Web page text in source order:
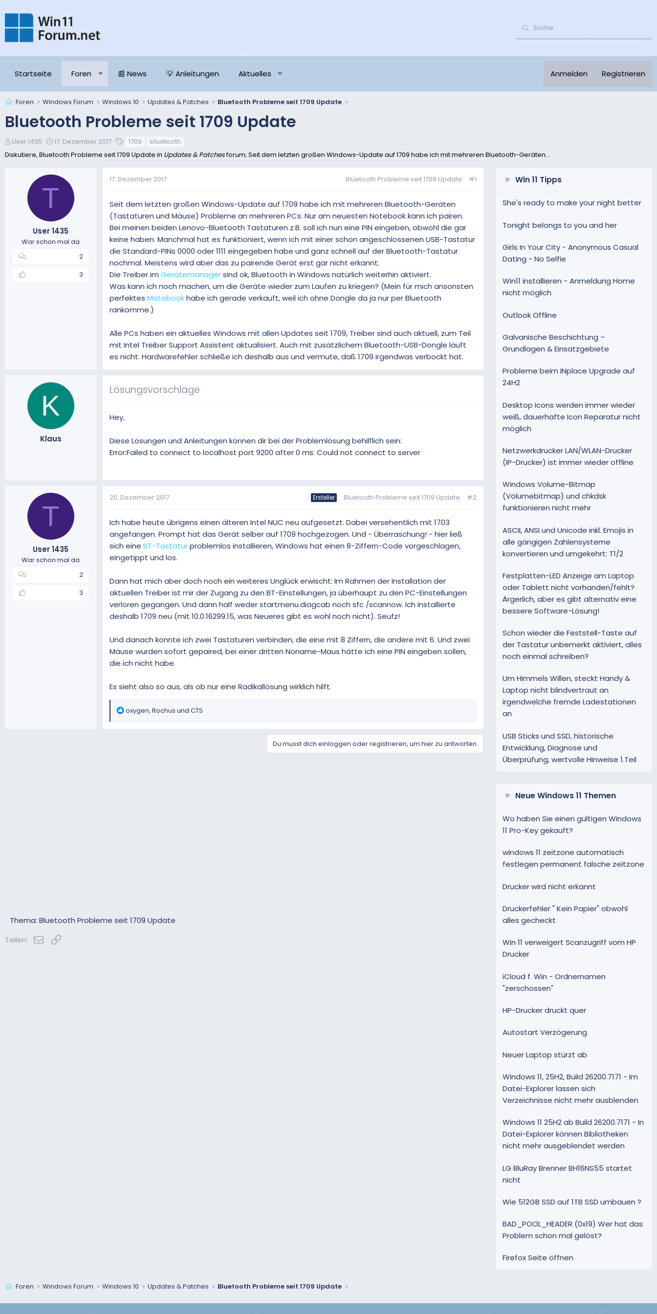
Startseite Foren 📰 News 💡 Anleitungen Aktuelles Anmelden Registrieren
Foren Windows Forum Windows 10 Updates & Patches Bluetooth Probleme seit 1709 Update
Bluetooth Probleme seit 1709 Update
E
s
User 1435
E
s
l
a
m
17. Dezember 2017
c
h
a
w
o
r
t
e
1709
bluetooth
Diskutiere, Bluetooth Probleme seit 1709 Update in Updates & Patchesforum; Seit dem letzten großen Windows-Update auf 1709 habe ich mit mehreren Bluetooth-Geräten...
T
User 1435
War schon mal da
2
3
17. Dezember 2017 Bluetooth Probleme seit 1709 Update #1
Seit dem letzten großen Windows-Update auf 1709 habe ich mit mehreren Bluetooth-Geräten
(Tastaturen und Mäuse) Probleme an mehreren PCs. Nur am neuesten Notebook kann ich pairen.
Bei meinen beiden Lenovo-Bluetooth Tastaturen z.B. soll ich nun eine PIN eingeben, obwohl die gar
keine haben. Manchmal hat es funktioniert, wenn ich mit einer schon angeschlossenen USB-Tastatur
die Standard-PINs 0000 oder 1111 eingegeben habe und ganz schnell auf der Bluetooth-Tastatur
nochmal. Meistens wird aber das zu pairende Gerät erst gar nicht erkannt.
Die Treiber im Gerätemanagersind ok, Bluetooth in Windows natürlich weiterhin aktiviert.
Was kann ich noch machen, um die Geräte wieder zum Laufen zu kriegen? (Mein für mich ansonsten
perfektes Matebookhabe ich gerade verkauft, weil ich ohne Dongle da ja nur per Bluetooth
rankomme.)
Alle PCs haben ein aktuelles Windows mit allen Updates seit 1709, Treiber sind auch aktuell, zum Teil
mit Intel Treiber Support Assistent aktualisiert. Auch mit zusätzlichem Bluetooth-USB-Dongle läuft
es nicht. Hardwarefehler schließe ich deshalb aus und vermute, daß 1709 irgendwas verbockt hat.
K
Klaus
Lösungsvorschläge
Hey,
Diese Lösungen und Anleitungen können dir bei der Problemlösung behilflich sein:
Error:Failed to connect to localhost port 9200 after 0 ms: Could not connect to server
T
User 1435
War schon mal da
2
3
20. Dezember 2017 Ersteller Bluetooth Probleme seit 1709 Update #2
Ich habe heute übrigens einen älteren Intel NUC neu aufgesetzt. Dabei versehentlich mit 1703
angefangen. Prompt hat das Gerät selber auf 1709 hochgezogen. Und - Überraschung! - hier ließ
sich eine BT-Tastaturproblemlos installieren, Windows hat einen 8-Ziffern-Code vorgeschlagen,
eingetippt und los.
Dann hat mich aber doch noch ein weiteres Unglück erwischt: Im Rahmen der Installation der
aktuellen Treiber ist mir der Zugang zu den BT-Einstellungen, ja überhaupt zu den PC-Einstellungen
verloren gegangen. Und dann half weder startmenu.diagcab noch sfc /scannow. Ich installierte
deshalb 1709 neu (mit 10.0.16299.15, was Neueres gibt es wohl noch nicht). Seufz!
Und danach konnte ich zwei Tastaturen verbinden, die eine mit 8 Ziffern, die andere mit 6. Und zwei
Mäuse wurden sofort gepaired, bei einer dritten Noname-Maus hätte ich eine PIN eingeben sollen,
die ich nicht habe.
Es sieht also so aus, als ob nur eine Radikallösung wirklich hilft.
R
oxygen, Rochus und CTS
Du musst dich einloggen oder registrieren, um hier zu antworten.
Thema: Bluetooth Probleme seit 1709 Update
Teilen:
E-Mail
Win 11 Tipps
She's ready to make your night better
Tonight belongs to you and her
Girls In Your City - Anonymous Casual
Dating - No Selfie
Win11 installieren - Anmeldung Home
nicht möglich
Outlook Offline
Galvanische Beschichtung –
Grundlagen & Einsatzgebiete
Probleme beim INplace Upgrade auf
24H2
Desktop Icons werden immer wieder
weiß, dauerhafte Icon Reparatur nicht
möglich
Netzwerkdrucker LAN/WLAN-Drucker
(IP-Drucker) ist immer wieder offline
Windows Volume-Bitmap
(Volumebitmap) und chkdsk
funktionieren nicht mehr
ASCII, ANSI und Unicode inkl. Emojis in
alle gängigen Zahlensysteme
konvertieren und umgekehrt: T1/2
Festplatten-LED Anzeige am Laptop
oder Tablett nicht vorhanden/fehlt?
Ärgerlich, aber es gibt alternativ eine
bessere Software-Lösung!
Schon wieder die Feststell-Taste auf
der Tastatur unbemerkt aktiviert, alles
noch einmal schreiben?
Um Himmels Willen, steckt Handy &
Laptop nicht blindvertraut an
irgendwelche fremde Ladestationen
an
USB Sticks und SSD, historische
Entwicklung, Diagnose und
Überprüfung, wertvolle Hinweise 1.Teil
Neue Windows 11 Themen
Wo haben Sie einen gültigen Windows
11 Pro-Key gekauft?
windows 11 zeitzone automatisch
festlegen permanent falsche zeitzone
Drucker wird nicht erkannt
Druckerfehler " Kein Papier" obwohl
alles gecheckt
Win 11 verweigert Scanzugriff vom HP
Drucker
iCloud f. Win - Ordnernamen
"zerschossen"
HP-Drucker druckt quer
Autostart Verzögerung
Neuer Laptop stürzt ab
Windows 11, 25H2, Build 26200.7171 - Im
Datei-Explorer lassen sich
Verzeichnisse nicht mehr ausblenden
Windows 11 25H2 ab Build 26200.7171 - In
Datei-Explorer können Bibliotheken
nicht mehr ausgeblendet werden
LG BluRay Brenner BH16NS55 startet
nicht
Wie 512GB SSD auf 1TB SSD umbauen ?
BAD_POOL_HEADER (0x19) Wer hat das
Problem schon mal gelöst?
Firefox Seite öffnen
Foren Windows Forum Windows 10 Updates & Patches Bluetooth Probleme seit 1709 Update